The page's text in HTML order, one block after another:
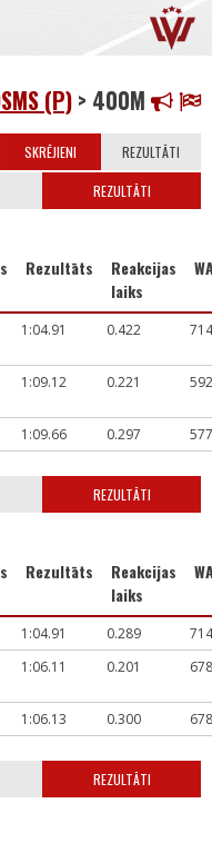
(P) > 400M
SKRĒJIENI REZULTĀTI
REZULTĀTI
Rezultāts
Reakcijas
laiks
1:04.91 0.422 714
1:09.12 0.221 592
1:09.66 0.297 577
REZULTĀTI
Rezultāts
Reakcijas
laiks
1:04.91 0.289
714
1:06.11 0.201 678
1:06.13 0.300 678
REZULTĀTI